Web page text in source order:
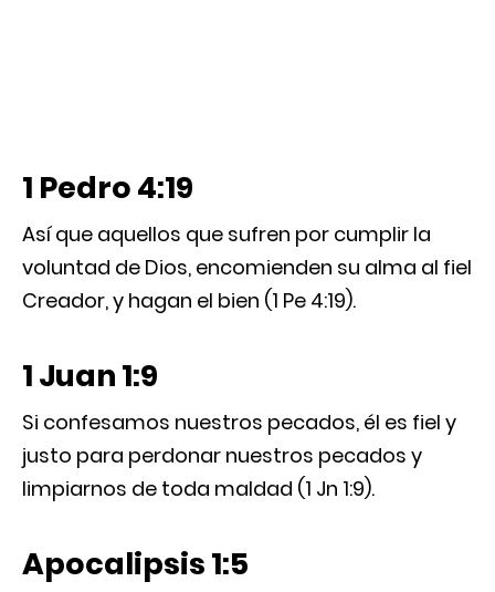
1 Pedro 4:19
Así que aquellos que sufren por cumplir la
voluntad de Dios, encomienden su alma al fiel
Creador, y hagan el bien (1 Pe 4:19).
1 Juan 1:9
Si confesamos nuestros pecados, él es fiel y
justo para perdonar nuestros pecados y
limpiarnos de toda maldad (1 Jn 1:9).
Apocalipsis 1:5